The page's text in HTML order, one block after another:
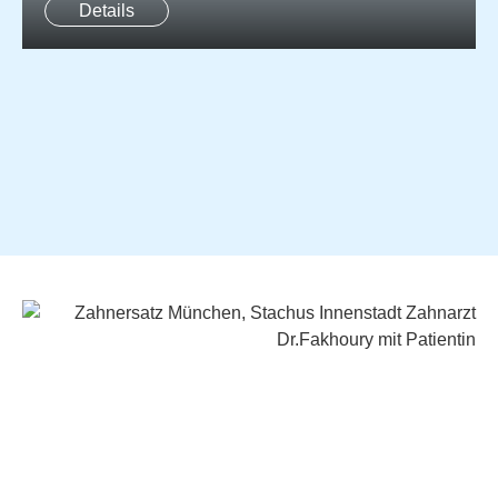
Details